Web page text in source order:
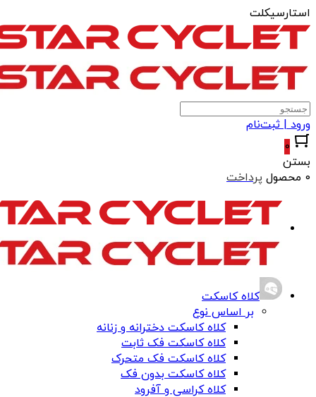
استارسیکلت
ورود | ثبت‌نام
0
بستن
0 محصول
پرداخت
کلاه کاسکت
بر اساس نوع
کلاه کاسکت دخترانه و زنانه
کلاه کاسکت فک ثابت
کلاه کاسکت فک متحرک
کلاه کاسکت بدون فک
کلاه کراسی و آفرود